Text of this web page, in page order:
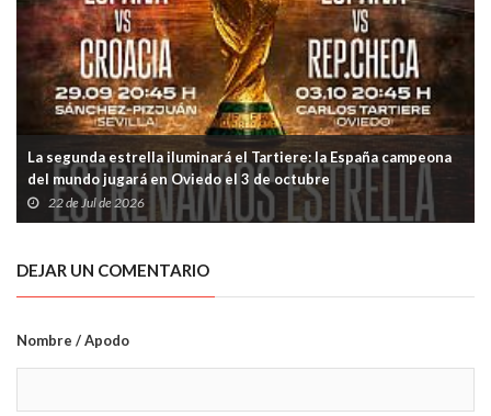
La segunda estrella iluminará el Tartiere: la España campeona
del mundo jugará en Oviedo el 3 de octubre
22 de Jul de 2026
DEJAR UN COMENTARIO
Nombre / Apodo